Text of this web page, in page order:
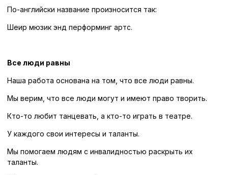
По-английски название произносится так:
Шеир мюзик энд перформинг артс.
Все люди равны
Наша работа основана на том, что все люди равны.
Мы верим, что все люди могут и имеют право творить.
Кто-то любит танцевать, а кто-то играть в театре.
У каждого свои интересы и таланты.
Мы помогаем людям с инвалидностью раскрыть их
таланты.